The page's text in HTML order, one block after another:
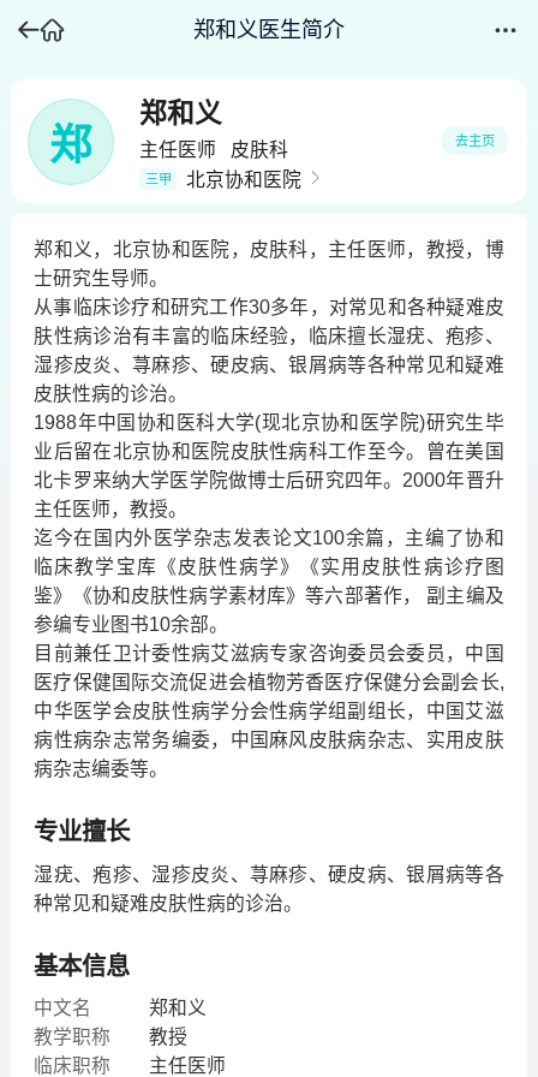
郑和义医生简介
郑
郑和义
主任医师 皮肤科
三甲 北京协和医院
去主页
郑和义，北京协和医院，皮肤科，主任医师，教授，博
士研究生导师。
从事临床诊疗和研究工作30多年，对常见和各种疑难皮
肤性病诊治有丰富的临床经验，临床擅长湿疣、疱疹、
湿疹皮炎、荨麻疹、硬皮病、银屑病等各种常见和疑难
皮肤性病的诊治。
1988年中国协和医科大学(现北京协和医学院)研究生毕
业后留在北京协和医院皮肤性病科工作至今。曾在美国
北卡罗来纳大学医学院做博士后研究四年。2000年晋升
主任医师，教授。
迄今在国内外医学杂志发表论文100余篇，主编了协和
临床教学宝库《皮肤性病学》《实用皮肤性病诊疗图
鉴》《协和皮肤性病学素材库》等六部著作， 副主编及
参编专业图书10余部。
目前兼任卫计委性病艾滋病专家咨询委员会委员，中国
医疗保健国际交流促进会植物芳香医疗保健分会副会长,
中华医学会皮肤性病学分会性病学组副组长，中国艾滋
病性病杂志常务编委，中国麻风皮肤病杂志、实用皮肤
病杂志编委等。
专业擅长
湿疣、疱疹、湿疹皮炎、荨麻疹、硬皮病、银屑病等各
种常见和疑难皮肤性病的诊治。
基本信息
中文名
郑和义
教学职称
教授
临床职称
主任医师